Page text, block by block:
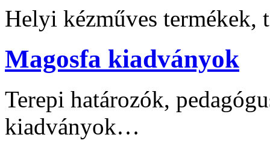
Helyi kézműves
Magosfa kiadványok
Terepi határozók,
kiadványok…